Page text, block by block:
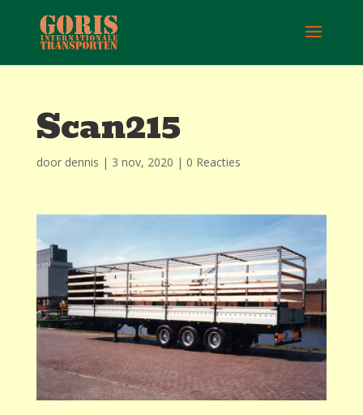
Scan215
door dennis | 3 nov, 2020 | 0 Reacties